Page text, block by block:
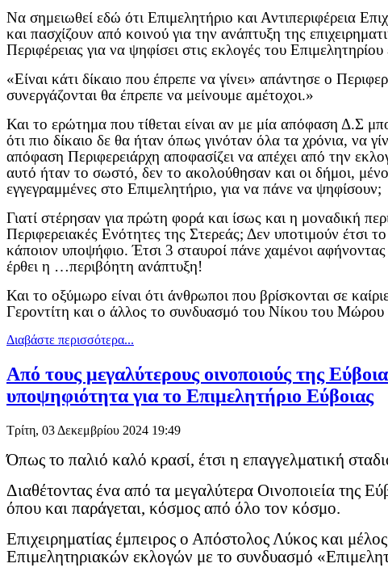
Να σημειωθεί εδώ ότι Επιμελητήριο και Αντιπεριφέρεια
και πασχίζουν από κοινού για την ανάπτυξη της
Περιφέρειας για να ψηφίσει στις εκλογές του
«Είναι κάτι δίκαιο που έπρεπε να γίνει» απάντησε ο
συνεργάζονται θα έπρεπε να μείνουμε αμέτοχοι.»
Και το ερώτημα που τίθεται είναι αν με μία απόφαση Δ.Σ
ότι πιο δίκαιο δε θα ήταν όπως γινόταν όλα τα χρόνια,
απόφαση Περιφερειάρχη αποφασίζει να απέχει από την
αυτό ήταν το σωστό, δεν το ακολούθησαν και οι δήμοι,
εγγεγραμμένες στο Επιμελητήριο, για να πάνε να ψηφίσουν;
Γιατί στέρησαν για πρώτη φορά και ίσως και η μοναδική
Περιφερειακές Ενότητες της Στερεάς; Δεν υποτιμούν
κάποιον υποψήφιο. Έτσι 3 σταυροί πάνε χαμένοι
έρθει η …περιβόητη ανάπτυξη!
Και το οξύμωρο είναι ότι άνθρωποι που βρίσκονται σε
Γεροντίτη και ο άλλος το συνδυασμό του Νίκου του Μώρου
Διαβάστε περισσότερα...
Από τους μεγαλύτερους οινοποιούς της
υποψηφιότητα για το Επιμελητήριο Εύβοιας
Τρίτη, 03 Δεκεμβρίου 2024 19:49
Όπως το παλιό καλό κρασί, έτσι η επαγγελματική
Διαθέτοντας ένα από τα μεγαλύτερα Οινοποιεία της
όπου και παράγεται, κόσμος από όλο τον κόσμο.
Επιχειρηματίας έμπειρος ο Απόστολος Λύκος και
Επιμελητηριακών εκλογών με το συνδυασμό